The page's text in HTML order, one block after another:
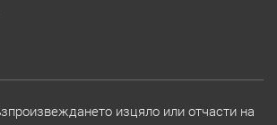
изцяло или отчасти на